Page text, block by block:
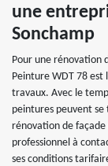
une
Sonchamp
Pour une rénovation
Peinture WDT 78
travaux. Avec le
peintures peuvent
rénovation de façade
professionnel à
ses conditions